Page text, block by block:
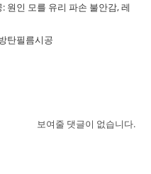
원인 모를 유리 파손 불안감, 레
탄필름시공
보여줄 댓글이 없습니다.